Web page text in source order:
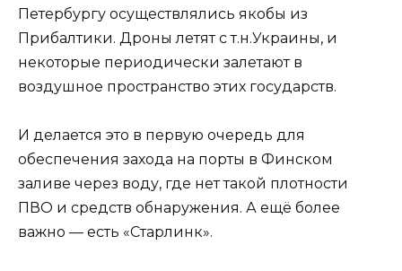
Петербургу осуществлялись якобы из
Прибалтики. Дроны летят с т.н.Украины, и
некоторые периодически залетают в
воздушное пространство этих государств.
И делается это в первую очередь для
обеспечения захода на порты в Финском
заливе через воду, где нет такой плотности
ПВО и средств обнаружения. А ещё более
важно — есть «Старлинк».